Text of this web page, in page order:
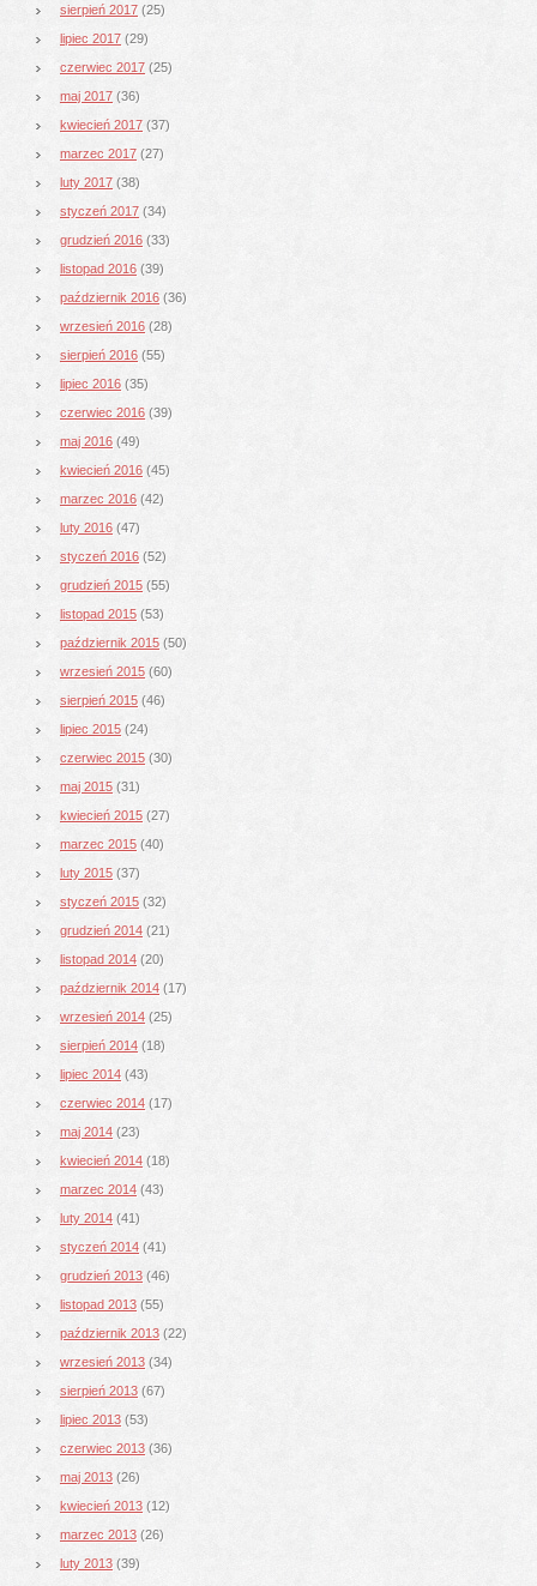
sierpień 2017 (25)
lipiec 2017 (29)
czerwiec 2017 (25)
maj 2017 (36)
kwiecień 2017 (37)
marzec 2017 (27)
luty 2017 (38)
styczeń 2017 (34)
grudzień 2016 (33)
listopad 2016 (39)
październik 2016 (36)
wrzesień 2016 (28)
sierpień 2016 (55)
lipiec 2016 (35)
czerwiec 2016 (39)
maj 2016 (49)
kwiecień 2016 (45)
marzec 2016 (42)
luty 2016 (47)
styczeń 2016 (52)
grudzień 2015 (55)
listopad 2015 (53)
październik 2015 (50)
wrzesień 2015 (60)
sierpień 2015 (46)
lipiec 2015 (24)
czerwiec 2015 (30)
maj 2015 (31)
kwiecień 2015 (27)
marzec 2015 (40)
luty 2015 (37)
styczeń 2015 (32)
grudzień 2014 (21)
listopad 2014 (20)
październik 2014 (17)
wrzesień 2014 (25)
sierpień 2014 (18)
lipiec 2014 (43)
czerwiec 2014 (17)
maj 2014 (23)
kwiecień 2014 (18)
marzec 2014 (43)
luty 2014 (41)
styczeń 2014 (41)
grudzień 2013 (46)
listopad 2013 (55)
październik 2013 (22)
wrzesień 2013 (34)
sierpień 2013 (67)
lipiec 2013 (53)
czerwiec 2013 (36)
maj 2013 (26)
kwiecień 2013 (12)
marzec 2013 (26)
luty 2013 (39)